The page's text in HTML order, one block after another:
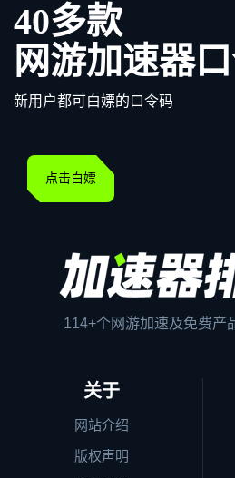
40多款
网游加速器
新用户都可白嫖的口令码
点击白嫖
114+个网游加速及免费产
关于
网站介绍
版权声明